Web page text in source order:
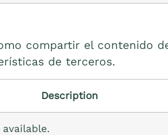
compartir el contenido
de terceros.
Description